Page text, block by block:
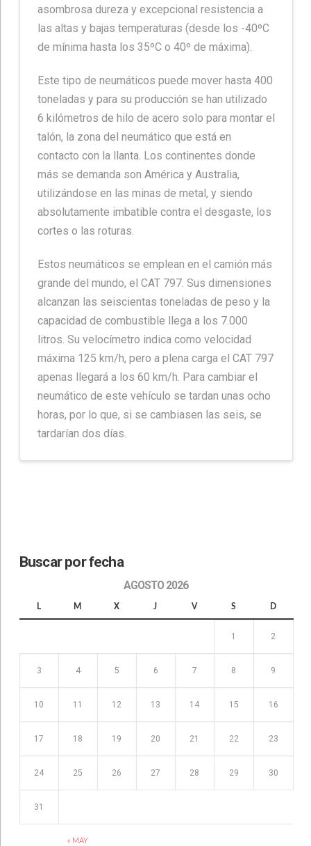
asombrosa dureza y excepcional resistencia a
las altas y bajas temperaturas (desde los -40ºC
de mínima hasta los 35ºC o 40º de máxima).
Este tipo de neumáticos puede mover hasta 400
toneladas y para su producción se han utilizado
6 kilómetros de hilo de acero solo para montar el
talón, la zona del neumático que está en
contacto con la llanta. Los continentes donde
más se demanda son América y Australia,
utilizándose en las minas de metal, y siendo
absolutamente imbatible contra el desgaste, los
cortes o las roturas.
Estos neumáticos se emplean en el camión más
grande del mundo, el CAT 797. Sus dimensiones
alcanzan las seiscientas toneladas de peso y la
capacidad de combustible llega a los 7.000
litros. Su velocímetro indica como velocidad
máxima 125 km/h, pero a plena carga el CAT 797
apenas llegará a los 60 km/h. Para cambiar el
neumático de este vehículo se tardan unas ocho
horas, por lo que, si se cambiasen las seis, se
tardarían dos días.
Buscar por fecha
AGOSTO 2026
L M X J V S D
« MAY
1 2
3 4 5 6 7 8 9
10 11 12 13 14 15 16
17 18 19 20 21 22 23
24 25 26 27 28 29 30
31